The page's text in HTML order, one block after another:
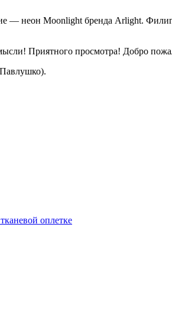
— неон Moonlight бренда Arlight.
Приятного просмотра! Добро
оплетке